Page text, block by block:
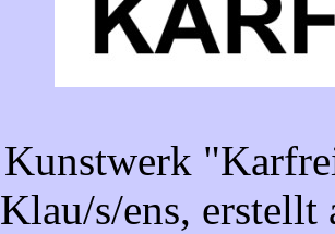
Kunstwerk
Klau/s/ens,